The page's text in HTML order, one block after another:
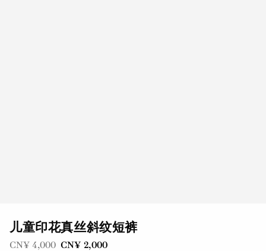
儿童印花真丝斜纹短裤
之前是
CN¥ 4,000现在是
CN¥ 2,000